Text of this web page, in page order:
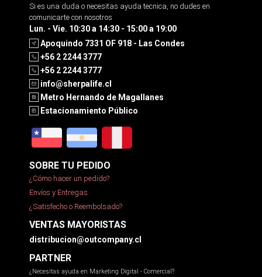
Si es una duda o necesitas ayuda tecnica, no dudes en
comunicarte con nosotros
Lun. - Vie. 10:30 a 14:30 - 15:00 a 19:00
Apoquindo 7331 OF 918 - Las Condes
+56 2 2244 3777
+56 2 2244 3777
info@sherpalife.cl
Metro Hernando de Magallanes
Estacionamiento Público
SOBRE TU PEDIDO
¿Cómo hacer un pedido?
Envíos y Entregas
¿Satisfecho o Reembolsado?
VENTAS MAYORISTAS
distribucion@outcompany.cl
PARTNER
¿Necesitas ayuda en Marketing Digital - Comercial?